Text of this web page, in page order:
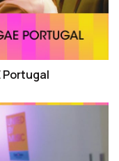
Portugal